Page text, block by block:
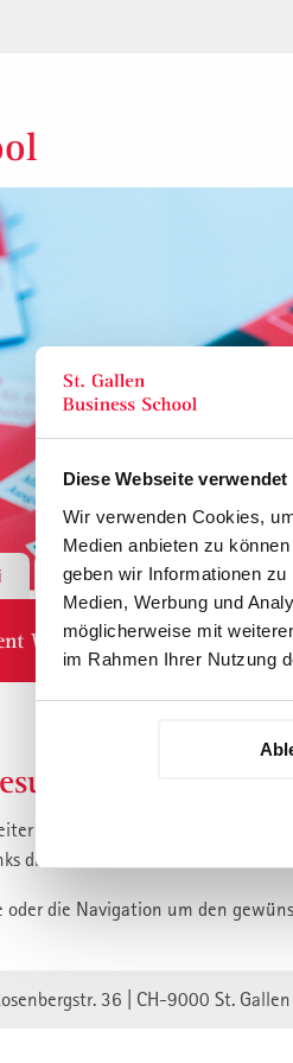
Diese Webseite
Wir verwenden Cookies,
Medien anbieten zu
geben wir Informationen
Medien, Werbung und
möglicherweise mit
im Rahmen Ihrer Nutzung
Institute & Forschung
Weiterbildung
Inhalt ist
zu verbessern, haben wir
die auf unsere Inhalte verweisen
oder die Navigation um den
36 | CH-9000 St. Gallen |